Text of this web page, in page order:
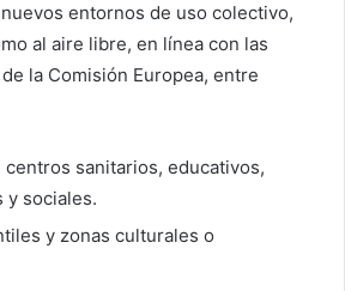
entornos de uso colectivo,
al aire libre, en línea con las
la Comisión Europea, entre
centros sanitarios, educativos,
y sociales.
y zonas culturales o